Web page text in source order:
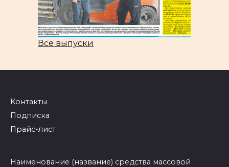
Все выпуски
Контакты
Подписка
Прайс-лист
Наименование (название) средства массовой